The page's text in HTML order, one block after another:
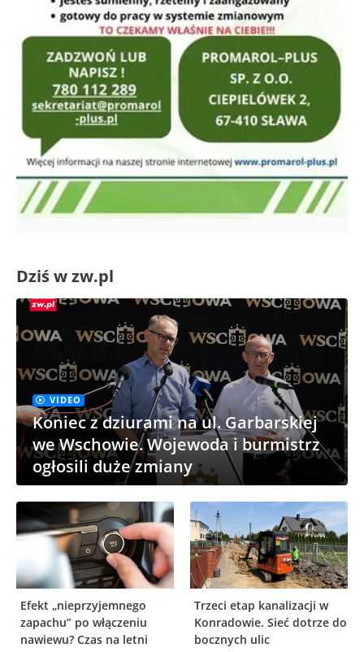
Dziś w zw.pl
VIDEO
Koniec z dziurami na ul. Garbarskiej
we Wschowie. Wojewoda i burmistrz
ogłosili duże zmiany
Efekt „nieprzyjemnego
zapachu” po włączeniu
nawiewu? Czas na letni
Trzeci etap kanalizacji w
Konradowie. Sieć dotrze do
bocznych ulic